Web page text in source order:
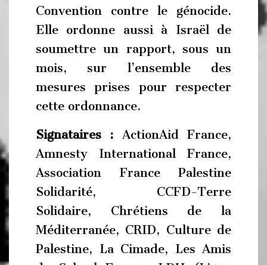
Convention contre le génocide.
Elle ordonne aussi à Israël de
soumettre un rapport, sous un
mois, sur l’ensemble des
mesures prises pour respecter
cette ordonnance.
Signataires : ActionAid France,
Amnesty International France,
Association France Palestine
Solidarité, CCFD-Terre
Solidaire, Chrétiens de la
Méditerranée, CRID, Culture de
Palestine, La Cimade, Les Amis